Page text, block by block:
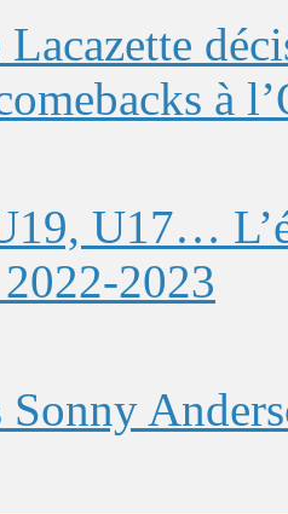
à
U17…
2023
Sonny